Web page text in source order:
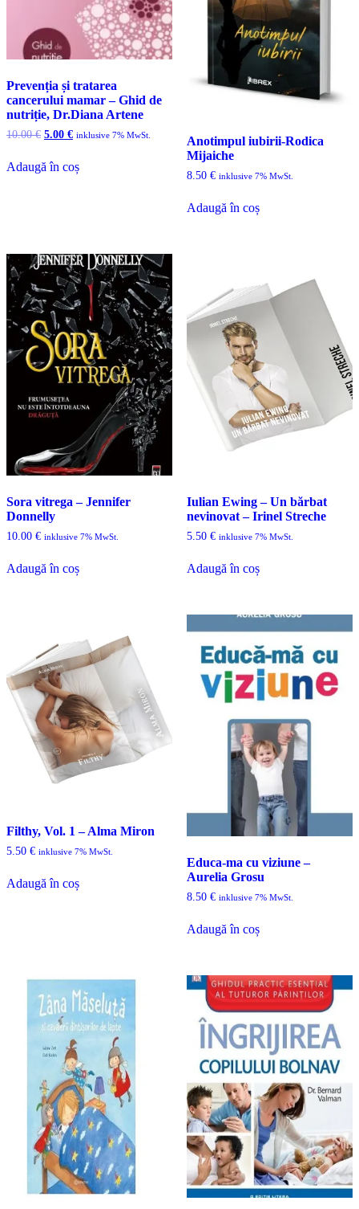
Prevenția și tratarea
cancerului mamar – Ghid de
nutriție, Dr.Diana Artene
10.00€ Prețul
a
fost:
5.00 €Prețul
5.00 €.
inklusive 7% MwSt.
Adaugă în coș
Anotimpul iubirii-Rodica
Mijaiche
8.50 € inklusive 7% MwSt.
Adaugă în coș
Sora vitrega – Jennifer
Donnelly
10.00 € inklusive 7% MwSt.
Adaugă în coș
Iulian Ewing – Un bărbat
nevinovat – Irinel Streche
5.50 € inklusive 7% MwSt.
Adaugă în coș
Filthy, Vol. 1 – Alma Miron
5.50 € inklusive 7% MwSt.
Adaugă în coș
Educa-ma cu viziune –
Aurelia Grosu
8.50 € inklusive 7% MwSt.
Adaugă în coș